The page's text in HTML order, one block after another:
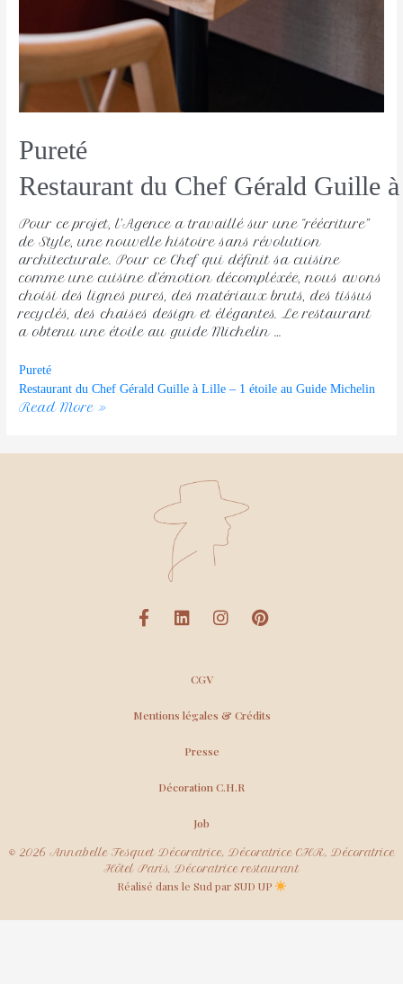
Pureté
Restaurant du Chef Gérald Guille
Pour ce projet, l’Agence a travaillé sur une “réécriture”
de Style, une nouvelle histoire sans révolution
architecturale. Pour ce Chef qui définit sa cuisine
comme une cuisine d’émotion décompléxée, nous avons
choisi des lignes pures, des matériaux bruts, des tissus
recyclés, des chaises design et élégantes. Le restaurant
a obtenu une étoile au guide Michelin …
Pureté
Restaurant du Chef Gérald Guille à Lille – 1 étoile au Guide Michelin
Read More »
CGV
Mentions légales & Crédits
Presse
Décoration C.H.R
Job
© 2026 Annabelle Fesquet Décoratrice, Décoratrice CHR, Décoratrice
Hôtel Paris, Décoratrice restaurant
Réalisé dans le Sud par SUD UP